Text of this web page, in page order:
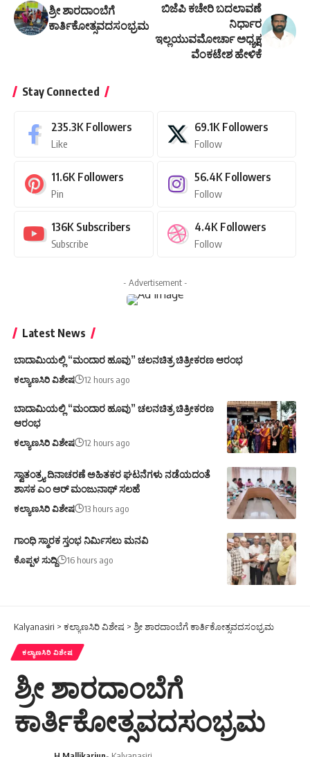
ಶ್ರೀ ಶಾರದಾಂಬೆಗೆ
ಕಾರ್ತಿಕೋತ್ಸವದಸಂಭ್ರಮ
ಬಿಜೆಪಿ ಕಚೇರಿ ಬದಲಾವಣೆ
ನಿರ್ಧಾರ
ಇಲ್ಲಯುವಮೋರ್ಚಾ ಅಧ್ಯಕ್ಷ
ವೆಂಕಟೇಶ ಹೇಳಿಕೆ
Stay Connected
235.3K Followers
Like
69.1K Followers
Follow
11.6K Followers
Pin
56.4K Followers
Follow
136K Subscribers
Subscribe
4.4K Followers
Follow
- Advertisement -
Latest News
ಬಾದಾಮಿಯಲ್ಲಿ “ಮಂದಾರ ಹೂವು” ಚಲನಚಿತ್ರ ಚಿತ್ರೀಕರಣ ಆರಂಭ
ಕಲ್ಯಾಣಸಿರಿ ವಿಶೇಷ 12 hours ago
ಬಾದಾಮಿಯಲ್ಲಿ “ಮಂದಾರ ಹೂವು” ಚಲನಚಿತ್ರ ಚಿತ್ರೀಕರಣ
ಆರಂಭ
ಕಲ್ಯಾಣಸಿರಿ ವಿಶೇಷ 12 hours ago
ಸ್ವಾತಂತ್ರ್ಯ ದಿನಾಚರಣೆ ಅಹಿತಕರ ಘಟನೆಗಳು ನಡೆಯದಂತೆ
ಶಾಸಕ ಎಂ ಆರ್ ಮಂಜುನಾಥ್ ಸಲಹೆ
ಕಲ್ಯಾಣಸಿರಿ ವಿಶೇಷ 13 hours ago
ಗಾಂಧಿ ಸ್ಮಾರಕ ಸ್ತಂಭ ನಿರ್ಮಿಸಲು ಮನವಿ
ಕೊಪ್ಪಳ ಸುದ್ದಿ 16 hours ago
Kalyanasiri > ಕಲ್ಯಾಣಸಿರಿ ವಿಶೇಷ > ಶ್ರೀ ಶಾರದಾಂಬೆಗೆ ಕಾರ್ತಿಕೋತ್ಸವದಸಂಭ್ರಮ
ಕಲ್ಯಾಣಸಿರಿ ವಿಶೇಷ
ಶ್ರೀ ಶಾರದಾಂಬೆಗೆ
ಕಾರ್ತಿಕೋತ್ಸವದಸಂಭ್ರಮ